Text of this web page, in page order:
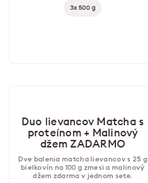
3x 500 g
Duo lievancov Matcha s
proteínom + Malinový
džem ZADARMO
Dve balenia matcha lievancov s 25 g
bielkovín na 100 g zmesi a malinový
džem zdarma v jednom sete.